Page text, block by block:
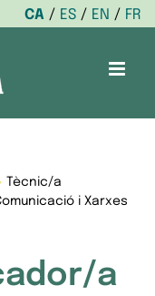
CA ES EN
FR
Tècnic/a
i Xarxes
a